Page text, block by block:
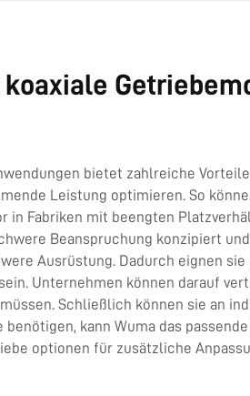
bietet zahlreiche
Leistung optimieren. So
in Fabriken mit beengten
Beanspruchung konzipiert
Ausrüstung. Dadurch eignen
Unternehmen können darauf
Schließlich können sie an
kann Wuma das
optionen für zusätzliche